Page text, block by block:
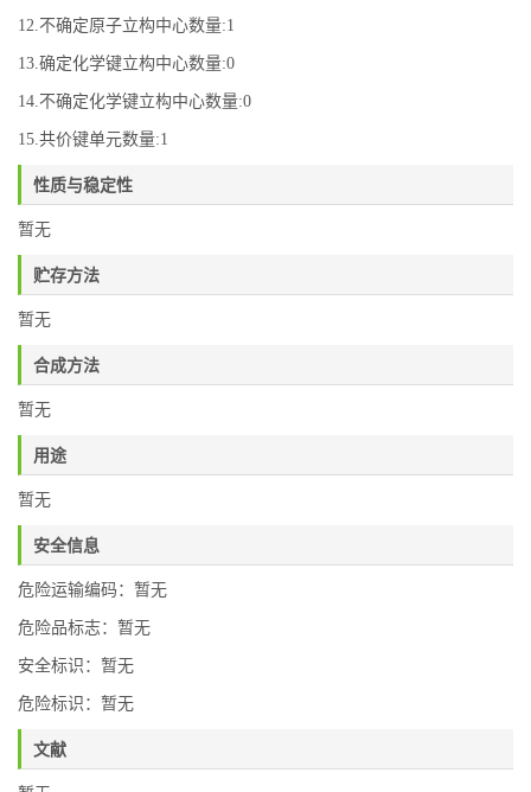
12.不确定原子立构中心数量:1
13.确定化学键立构中心数量:0
14.不确定化学键立构中心数量:0
15.共价键单元数量:1
性质与稳定性
暂无
贮存方法
暂无
合成方法
暂无
用途
暂无
安全信息
危险运输编码：暂无
危险品标志：暂无
安全标识：暂无
危险标识：暂无
文献